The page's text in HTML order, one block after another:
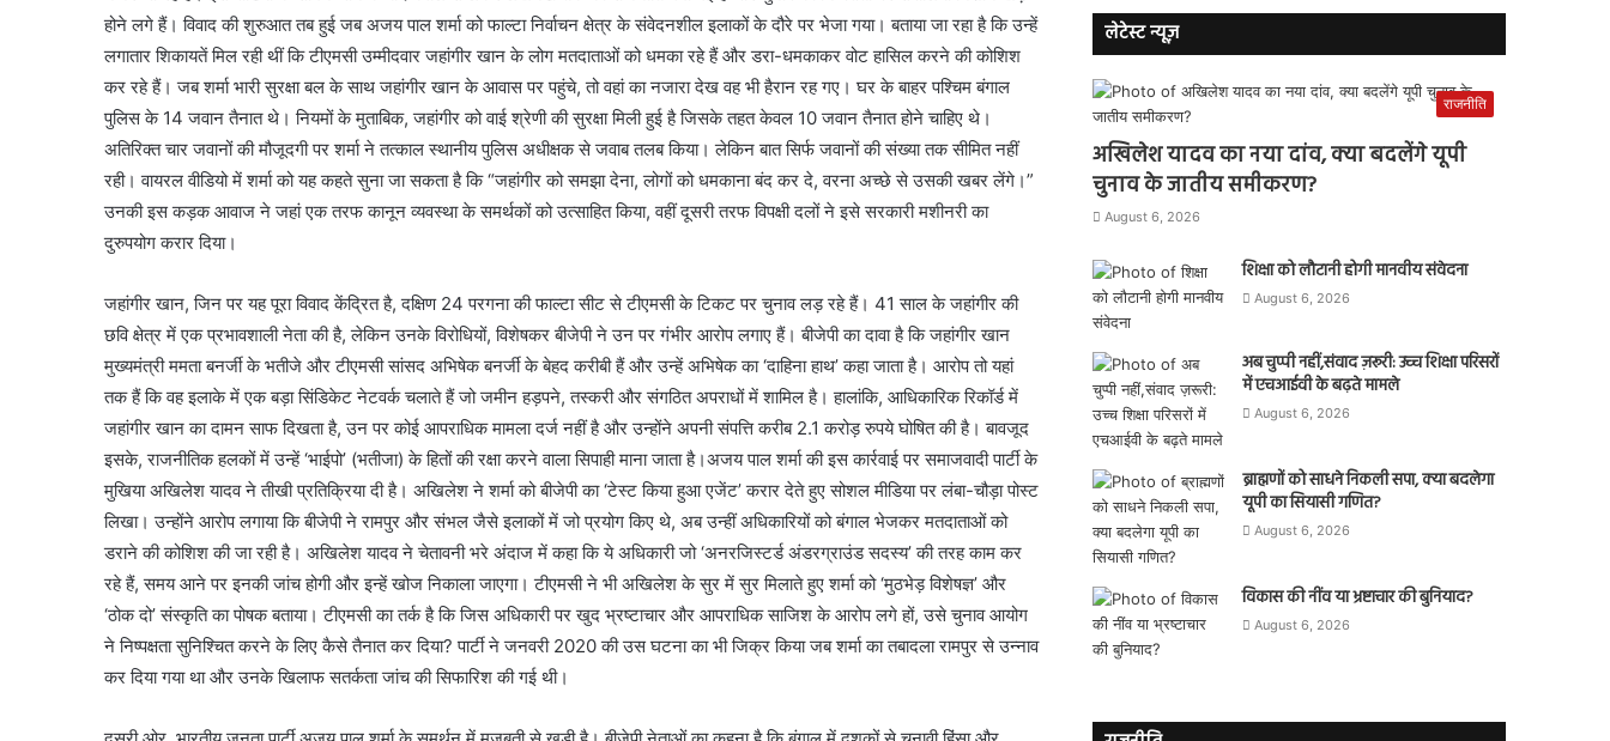
होने लगे हैं। विवाद की शुरुआत तब हुई जब अजय पाल शर्मा को फाल्टा निर्वाचन क्षेत्र के संवेदनशील इलाकों के दौरे पर भेजा गया। बताया जा रहा है कि उन्हें
लगातार शिकायतें मिल रही थीं कि टीएमसी उम्मीदवार जहांगीर खान के लोग मतदाताओं को धमका रहे हैं और डरा-धमकाकर वोट हासिल करने की कोशिश
कर रहे हैं। जब शर्मा भारी सुरक्षा बल के साथ जहांगीर खान के आवास पर पहुंचे, तो वहां का नजारा देख वह भी हैरान रह गए। घर के बाहर पश्चिम बंगाल
पुलिस के 14 जवान तैनात थे। नियमों के मुताबिक, जहांगीर को वाई श्रेणी की सुरक्षा मिली हुई है जिसके तहत केवल 10 जवान तैनात होने चाहिए थे।
अतिरिक्त चार जवानों की मौजूदगी पर शर्मा ने तत्काल स्थानीय पुलिस अधीक्षक से जवाब तलब किया। लेकिन बात सिर्फ जवानों की संख्या तक सीमित नहीं
रही। वायरल वीडियो में शर्मा को यह कहते सुना जा सकता है कि “जहांगीर को समझा देना, लोगों को धमकाना बंद कर दे, वरना अच्छे से उसकी खबर लेंगे।”
उनकी इस कड़क आवाज ने जहां एक तरफ कानून व्यवस्था के समर्थकों को उत्साहित किया, वहीं दूसरी तरफ विपक्षी दलों ने इसे सरकारी मशीनरी का
दुरुपयोग करार दिया।
जहांगीर खान, जिन पर यह पूरा विवाद केंद्रित है, दक्षिण 24 परगना की फाल्टा सीट से टीएमसी के टिकट पर चुनाव लड़ रहे हैं। 41 साल के जहांगीर की
छवि क्षेत्र में एक प्रभावशाली नेता की है, लेकिन उनके विरोधियों, विशेषकर बीजेपी ने उन पर गंभीर आरोप लगाए हैं। बीजेपी का दावा है कि जहांगीर खान
मुख्यमंत्री ममता बनर्जी के भतीजे और टीएमसी सांसद अभिषेक बनर्जी के बेहद करीबी हैं और उन्हें अभिषेक का ‘दाहिना हाथ’ कहा जाता है। आरोप तो यहां
तक हैं कि वह इलाके में एक बड़ा सिंडिकेट नेटवर्क चलाते हैं जो जमीन हड़पने, तस्करी और संगठित अपराधों में शामिल है। हालांकि, आधिकारिक रिकॉर्ड में
जहांगीर खान का दामन साफ दिखता है, उन पर कोई आपराधिक मामला दर्ज नहीं है और उन्होंने अपनी संपत्ति करीब 2.1 करोड़ रुपये घोषित की है। बावजूद
इसके, राजनीतिक हलकों में उन्हें ‘भाईपो’ (भतीजा) के हितों की रक्षा करने वाला सिपाही माना जाता है।अजय पाल शर्मा की इस कार्रवाई पर समाजवादी पार्टी के
मुखिया अखिलेश यादव ने तीखी प्रतिक्रिया दी है। अखिलेश ने शर्मा को बीजेपी का ‘टेस्ट किया हुआ एजेंट’ करार देते हुए सोशल मीडिया पर लंबा-चौड़ा पोस्ट
लिखा। उन्होंने आरोप लगाया कि बीजेपी ने रामपुर और संभल जैसे इलाकों में जो प्रयोग किए थे, अब उन्हीं अधिकारियों को बंगाल भेजकर मतदाताओं को
डराने की कोशिश की जा रही है। अखिलेश यादव ने चेतावनी भरे अंदाज में कहा कि ये अधिकारी जो ‘अनरजिस्टर्ड अंडरग्राउंड सदस्य’ की तरह काम कर
रहे हैं, समय आने पर इनकी जांच होगी और इन्हें खोज निकाला जाएगा। टीएमसी ने भी अखिलेश के सुर में सुर मिलाते हुए शर्मा को ‘मुठभेड़ विशेषज्ञ’ और
‘ठोक दो’ संस्कृति का पोषक बताया। टीएमसी का तर्क है कि जिस अधिकारी पर खुद भ्रष्टाचार और आपराधिक साजिश के आरोप लगे हों, उसे चुनाव आयोग
ने निष्पक्षता सुनिश्चित करने के लिए कैसे तैनात कर दिया? पार्टी ने जनवरी 2020 की उस घटना का भी जिक्र किया जब शर्मा का तबादला रामपुर से उन्नाव
कर दिया गया था और उनके खिलाफ सतर्कता जांच की सिफारिश की गई थी।
लेटेस्ट न्यूज़
राजनीति
अखिलेश यादव का नया दांव, क्या बदलेंगे यूपी
चुनाव के जातीय समीकरण?
August 6, 2026
शिक्षा को लौटानी होगी मानवीय संवेदना
August 6, 2026
अब चुप्पी नहीं,संवाद ज़रूरी: उच्च शिक्षा परिसरों
में एचआईवी के बढ़ते मामले
August 6, 2026
ब्राह्मणों को साधने निकली सपा, क्या बदलेगा
यूपी का सियासी गणित?
August 6, 2026
विकास की नींव या भ्रष्टाचार की बुनियाद?
August 6, 2026